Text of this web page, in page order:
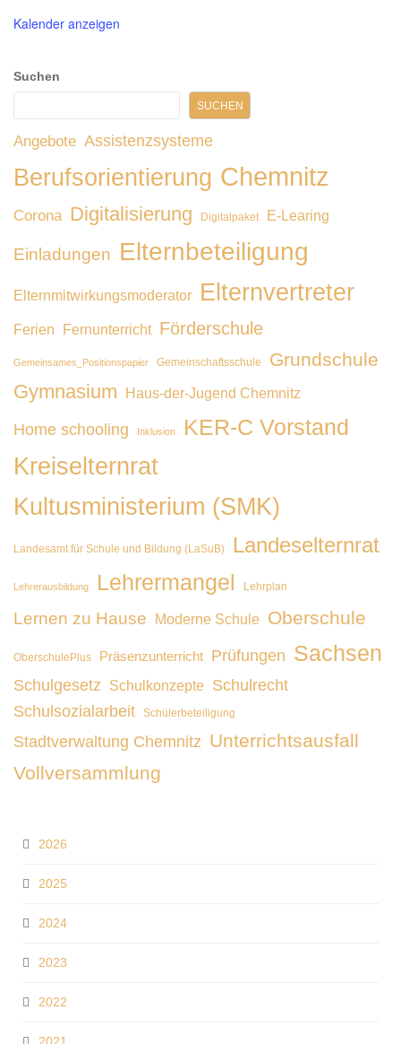
Kalender anzeigen
Suchen
SUCHEN
Angebote Assistenzsysteme
Berufsorientierung Chemnitz
Corona Digitalisierung Digitalpaket E-Learing
Einladungen Elternbeteiligung
Elternmitwirkungsmoderator Elternvertreter
Ferien Fernunterricht Förderschule
Gemeinsames_Positionspapier Gemeinschaftsschule Grundschule
Gymnasium Haus-der-Jugend Chemnitz
Home schooling Inklusion KER-C Vorstand
Kreiselternrat
Kultusministerium (SMK)
Landesamt für Schule und Bildung (LaSuB) Landeselternrat
Lehrerausbildung Lehrermangel Lehrplan
Lernen zu Hause Moderne Schule Oberschule
OberschulePlus Präsenzunterricht Prüfungen Sachsen
Schulgesetz Schulkonzepte Schulrecht
Schulsozialarbeit
Schülerbeteiligung
Stadtverwaltung Chemnitz Unterrichtsausfall
Vollversammlung
2026
2025
2024
2023
2022